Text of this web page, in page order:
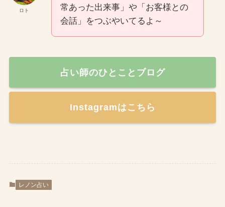
ロト
常あった出来事」や「お客様との
会話」をつぶやいてるよ～
占い師のひとことブログ
Instagramはこちら
レノン占い